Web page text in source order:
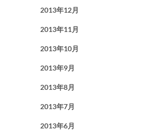
2013年12月
2013年11月
2013年10月
2013年9月
2013年8月
2013年7月
2013年6月